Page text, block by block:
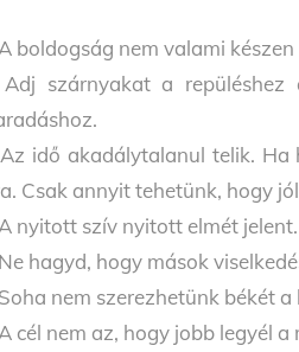
boldogság nem valami
szárnyakat a repüléshez
idő akadálytalanul telik.
Csak annyit tehetünk, hogy
nyitott szív nyitott elmét jelent.
hagyd, hogy mások
nem szerezhetünk békét
cél nem az, hogy jobb legyél